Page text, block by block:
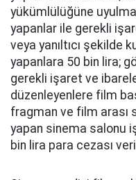
yükümlülüğüne
yapanlar ile gerekli
veya yanıltıcı şekilde
yapanlara 50 bin lira;
gerekli işaret ve
düzenleyenlere film
fragman ve film arası
yapan sinema salonu
bin lira para cezası